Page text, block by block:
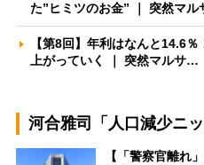
た”ヒミツのお金” ｜ 突然マ
【第8回】年利はなんと14.6
上がっていく ｜ 突然マルサ…
河合雅司「人口減少ニッ
【「警察官離れ